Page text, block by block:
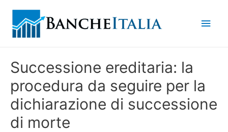
Successione ereditaria: la
procedura da seguire per la
dichiarazione di successione
di morte